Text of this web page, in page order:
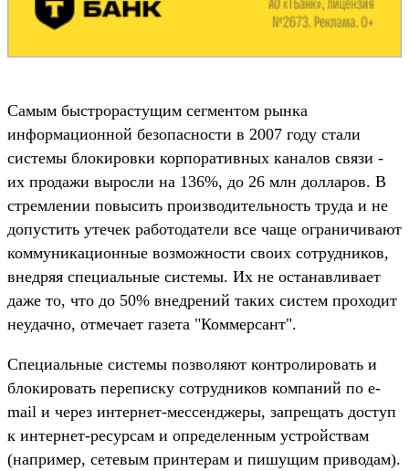
Самым быстрорастущим сегментом рынка
информационной безопасности в 2007 году стали
системы блокировки корпоративных каналов связи -
их продажи выросли на 136%, до 26 млн долларов. В
стремлении повысить производительность труда и не
допустить утечек работодатели все чаще ограничивают
коммуникационные возможности своих сотрудников,
внедряя специальные системы. Их не останавливает
даже то, что до 50% внедрений таких систем проходит
неудачно, отмечает газета "Коммерсант".
Специальные системы позволяют контролировать и
блокировать переписку сотрудников компаний по e-
mail и через интернет-мессенджеры, запрещать доступ
к интернет-ресурсам и определенным устройствам
(например, сетевым принтерам и пишущим приводам).